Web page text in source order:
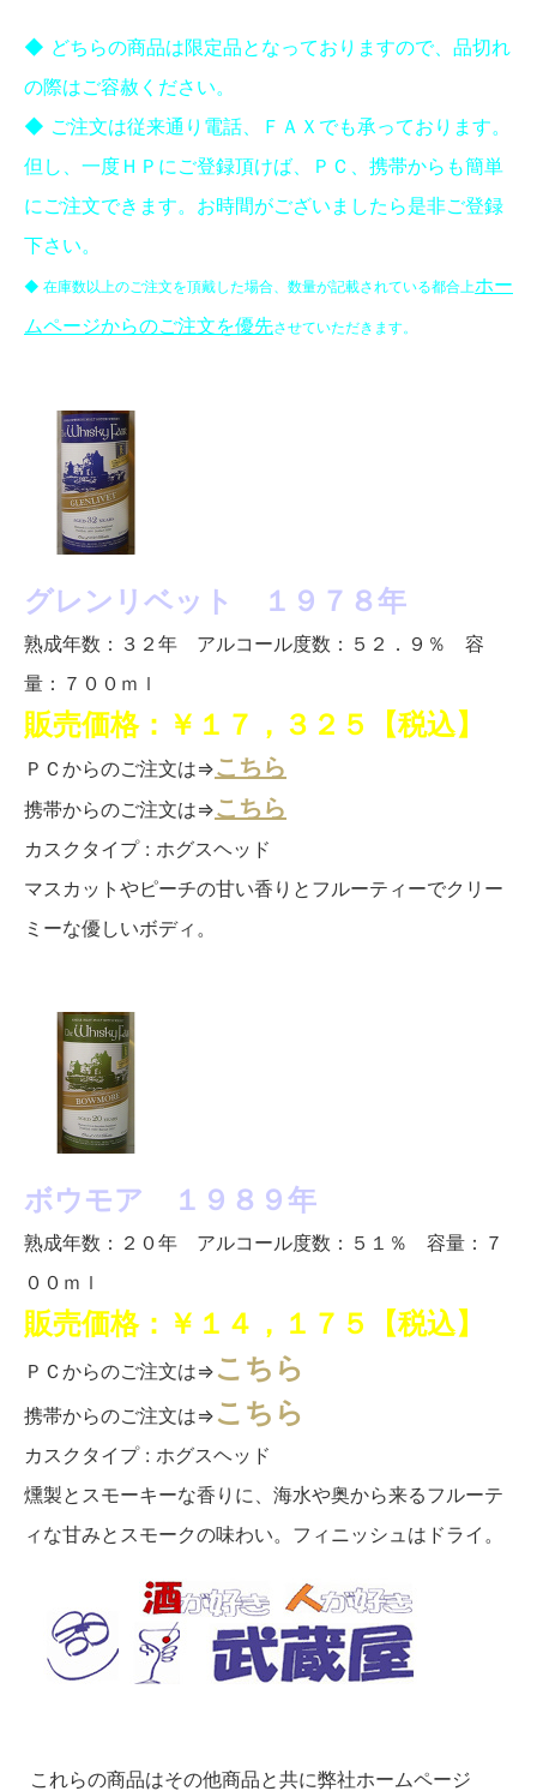
◆ どちらの商品は限定品となっておりますので、品切れ
の際はご容赦ください。
◆ ご注文は従来通り電話、ＦＡＸでも承っております。
但し、一度ＨＰにご登録頂けば、ＰＣ、携帯からも簡単
にご注文できます。お時間がございましたら是非ご登録
下さい。
◆ 在庫数以上のご注文を頂戴した場合、数量が記載されている都合上ホー
ムページからのご注文を優先させていただきます。
グレンリベット １９７８年
熟成年数：３２年 アルコール度数：５２．９％ 容
量：７００ｍｌ
販売価格：￥１７，３２５【税込】
ＰＣからのご注文は⇒こちら
携帯からのご注文は⇒こちら
カスクタイプ : ホグスヘッド
マスカットやピーチの甘い香りとフルーティーでクリー
ミーな優しいボディ。
ボウモア １９８９年
熟成年数：２０年 アルコール度数：５１％ 容量：７
００ｍｌ
販売価格：￥１４，１７５【税込】
ＰＣからのご注文は⇒ こちら
携帯からのご注文は⇒ こちら
カスクタイプ : ホグスヘッド
燻製とスモーキーな香りに、海水や奥から来るフルーテ
ィな甘みとスモークの味わい。フィニッシュはドライ。
これらの商品はその他商品と共に弊社ホームページ